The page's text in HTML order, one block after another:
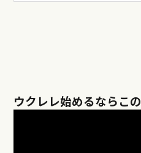
ウクレレ始めるならこ